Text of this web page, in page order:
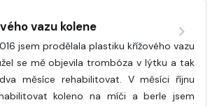
vazu kolene
jsem prodělala plastiku křížového vazu
se mě objevila trombóza v lýtku a tak
měsíce rehabilitovat. V měsíci říjnu
koleno na míči a berle jsem